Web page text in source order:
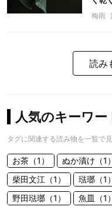
梅雨
読み
人気のキーワー
タグに関連する読み物を一覧で
お茶（1） ぬか漬け（1）
柴田文江（1）
琺瑯（1）
野田琺瑯（1）
魚皿（1）